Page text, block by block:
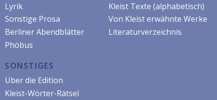
Lyrik
Sonstige Prosa
Berliner Abendblätter
Phöbus
Kleist Texte (alphabetisch)
Von Kleist erwähnte Werke
Literaturverzeichnis
SONSTIGES
Über die Edition
Kleist-Wörter-Rätsel